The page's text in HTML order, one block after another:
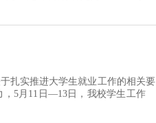
扎实推进大学生就业工作的相关要
5月11日—13日，我校学生工作处